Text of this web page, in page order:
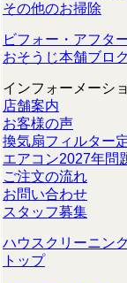
その他のお掃除
ビフォー・アフタ
おそうじ本舗ブロ
インフォーメーシ
店舗案内
お客様の声
換気扇フィルター
エアコン2027年問
ご注文の流れ
お問い合わせ
スタッフ募集
ハウスクリーニン
トップ